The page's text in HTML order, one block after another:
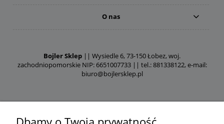
O nas
Bojler Sklep || Wysiedle 6, 73-150 Łobez, woj.
zachodniopomorskie NIP: 6651007733 || tel.: 881338122, e-mail:
biuro@bojlersklep.pl